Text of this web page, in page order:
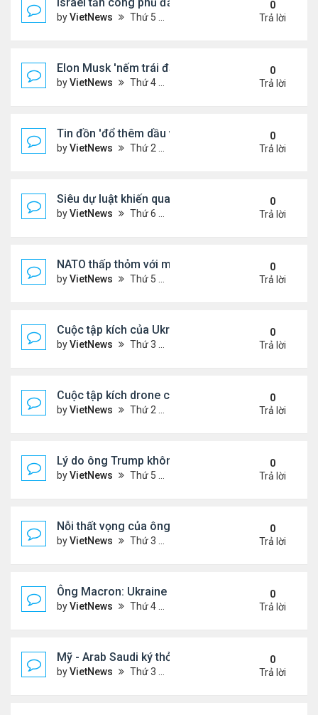
byVietNews Thứ 5 Tháng 6 12, 2025 5:28 pm
0
Trả lời
Elon Musk 'nếm trái đắng' khi rạn nứt với ông
byVietNews Thứ 4 Tháng 6 11, 2025 5:53 pm
0
Trả lời
Tin đồn 'đổ thêm dầu vào lửa' biểu tình ở Los
byVietNews Thứ 2 Tháng 6 09, 2025 5:54 pm
0
Trả lời
Siêu dự luật khiến quan hệ Trump - Musk tan vỡ
byVietNews Thứ 6 Tháng 6 06, 2025 4:57 pm
0
Trả lời
NATO thấp thỏm với mối đe dọa từ drone sát thủ
byVietNews Thứ 5 Tháng 6 05, 2025 5:51 pm
0
Trả lời
Cuộc tập kích của Ukraine khó làm suy yếu 'mưa
byVietNews Thứ 3 Tháng 6 03, 2025 5:55 pm
0
Trả lời
Cuộc tập kích drone có thể thay đổi quy tắc chiến
byVietNews Thứ 2 Tháng 6 02, 2025 5:41 pm
0
Trả lời
Lý do ông Trump không muốn áp lệnh trừng phạt
byVietNews Thứ 5 Tháng 5 29, 2025 8:32 am
0
Trả lời
Nỗi thất vọng của ông Trump với nỗ lực chấm dứt
byVietNews Thứ 3 Tháng 5 27, 2025 6:13 pm
0
Trả lời
Ông Macron: Ukraine biết không thể giành lại
byVietNews Thứ 4 Tháng 5 14, 2025 3:54 pm
0
Trả lời
Mỹ - Arab Saudi ký thỏa thuận vũ khí 142 tỷ USD
byVietNews Thứ 3 Tháng 5 13, 2025 3:19 pm
0
Trả lời